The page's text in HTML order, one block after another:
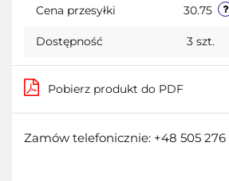
Cena przesyłki 30.75
Dostępność 3 szt.
Pobierz produkt do PDF
Zamów telefonicznie: +48 505